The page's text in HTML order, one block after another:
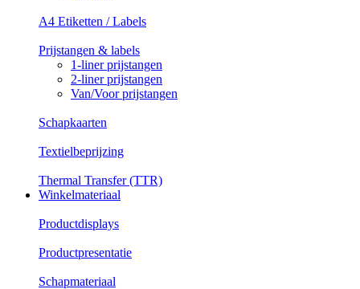
A4 Etiketten / Labels
Prijstangen & labels
1-liner prijstangen
2-liner prijstangen
Van/Voor prijstangen
Schapkaarten
Textielbeprijzing
Thermal Transfer (TTR)
Winkelmateriaal
Productdisplays
Productpresentatie
Schapmateriaal